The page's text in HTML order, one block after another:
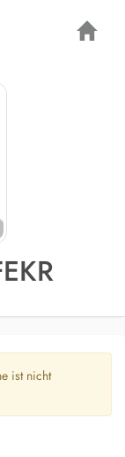
ist nicht